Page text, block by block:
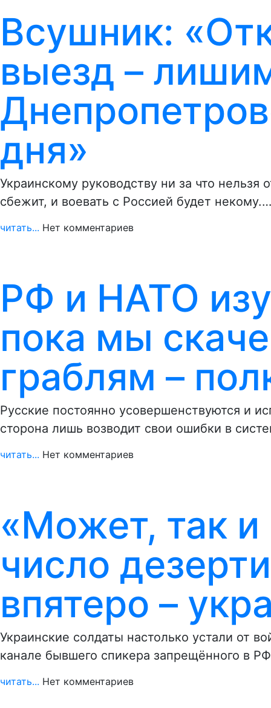
Всушник:
выезд –
дня»
Украинскому руководству ни за что
сбежит, и воевать с Россией будет некому.…
читать... Нет комментариев
РФ и НАТО
пока мы
граблям –
Русские постоянно усовершенствуются и
сторона лишь возводит свои ошибки в
читать... Нет комментариев
«Может, так и
число
впятеро –
Украинские солдаты настолько устали от
канале бывшего спикера запрещённого в
читать... Нет комментариев